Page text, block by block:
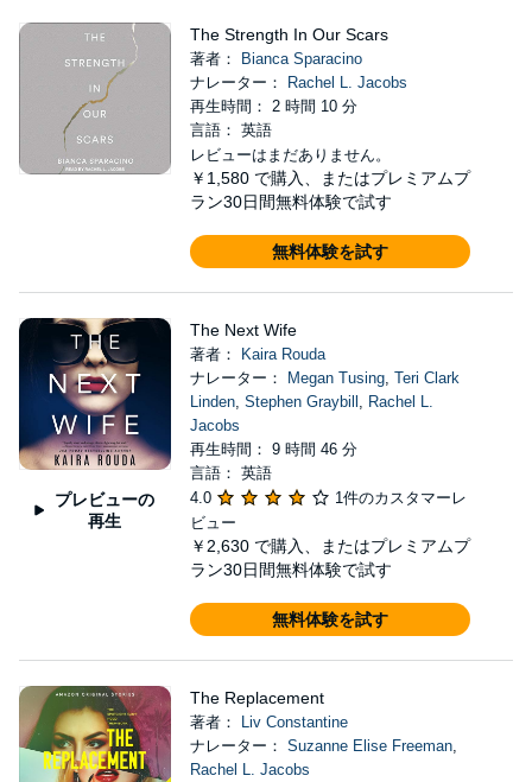
The Strength In Our Scars
著者：
Bianca Sparacino
ナレーター：
Rachel L. Jacobs
再生時間： 2 時間 10 分
言語： 英語
レビューはまだありません。
￥1,580 で購入、またはプレミアムプ
ラン30日間無料体験で試す
無料体験を試す
プレビューの
再生
The Next Wife
著者：
Kaira Rouda
ナレーター：
Megan Tusing, Teri Clark
Linden, Stephen Graybill , Rachel L.
Jacobs
再生時間： 9 時間 46 分
言語： 英語
4.0
1件のカスタマーレ
ビュー
￥2,630 で購入、またはプレミアムプ
ラン30日間無料体験で試す
無料体験を試す
The Replacement
著者：
Liv Constantine
ナレーター： Suzanne Elise Freeman,
Rachel L. Jacobs